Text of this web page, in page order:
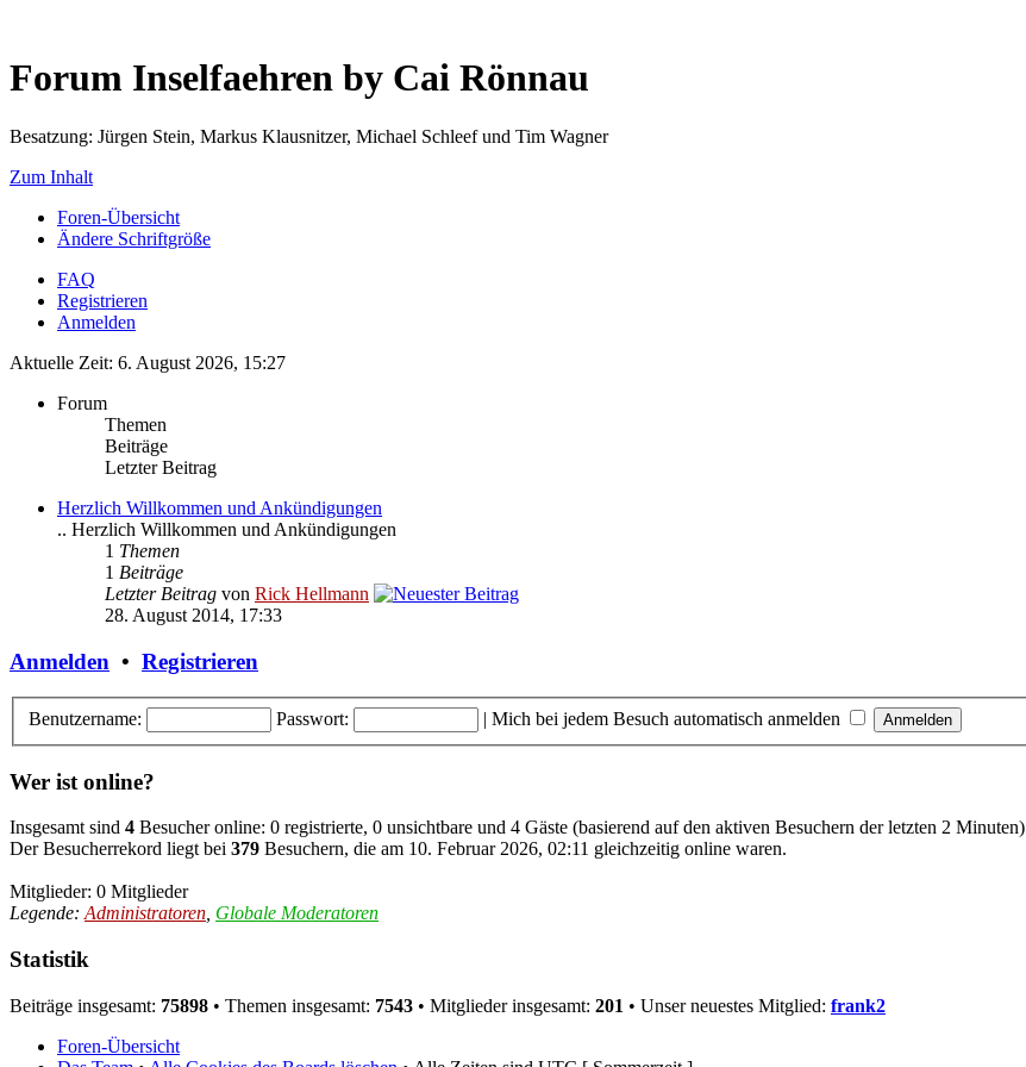
Forum Inselfaehren by Cai Rönnau
Besatzung: Jürgen Stein, Markus Klausnitzer, Michael Schleef und Tim Wagner
Zum Inhalt
Foren-Übersicht
Ändere Schriftgröße
FAQ
Registrieren
Anmelden
Aktuelle Zeit: 6. August 2026, 15:27
Forum
Themen
Beiträge
Letzter Beitrag
Herzlich Willkommen und Ankündigungen
.. Herzlich Willkommen und Ankündigungen
1 Themen
1 Beiträge
Letzter Beitrag von Rick Hellmann
28. August 2014, 17:33
Anmelden • Registrieren
Benutzername: Passwort: | Mich bei jedem Besuch automatisch anmelden
Wer ist online?
Insgesamt sind 4 Besucher online: 0 registrierte, 0 unsichtbare und 4 Gäste (basierend auf den aktiven Besuchern der letzten 2 Minuten)
Der Besucherrekord liegt bei 379 Besuchern, die am 10. Februar 2026, 02:11 gleichzeitig online waren.
Mitglieder: 0 Mitglieder
Legende: Administratoren Globale Moderatoren
Statistik
Beiträge insgesamt: 75898 • Themen insgesamt: 7543 • Mitglieder insgesamt: 201 • Unser neuestes Mitglied: frank2
Foren-Übersicht